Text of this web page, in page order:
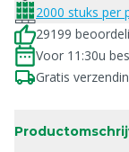
2000 stuks per
29199
Voor 11:30u
Gratis